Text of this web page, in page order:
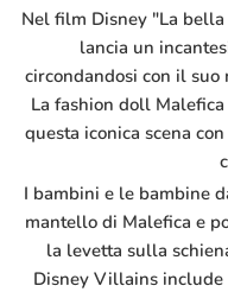
Nel film Disney "La
lancia un
circondandosi con il
La fashion doll
questa iconica scena
I bambini e le bambine
mantello di Malefica e
la levetta sulla
Disney Villains include